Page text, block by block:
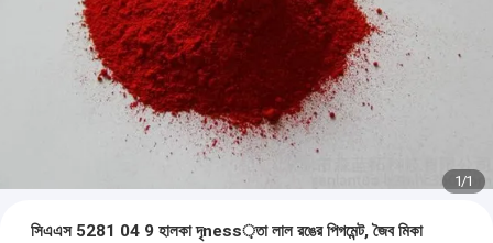
1/1
সিএএস 5281 04 9 হালকা দৃness়তা লাল রঙের পিগমেন্ট, জৈব মিকা